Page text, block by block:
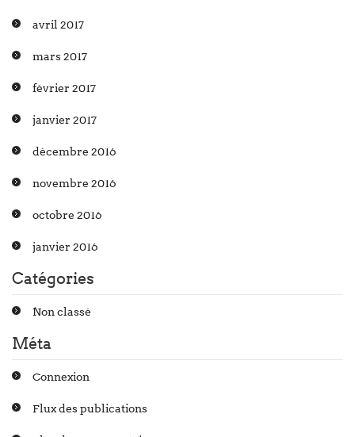
avril 2017
mars 2017
février 2017
janvier 2017
décembre 2016
novembre 2016
octobre 2016
janvier 2016
Catégories
Non classé
Méta
Connexion
Flux des publications